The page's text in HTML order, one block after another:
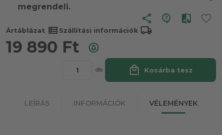
megrendeli.
share
Ártáblázat view_list Szállítási információk local_shipping
19 890 Ft
db local_mall Kosárba tesz
LEÍRÁS INFORMÁCIÓK VÉLEMÉNYEK